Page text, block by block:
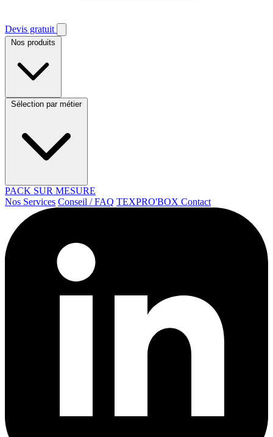
Devis gratuit
Nos produits
Sélection par métier
PACK SUR MESURE
Nos Services Conseil / FAQ TEXPRO'BOX Contact